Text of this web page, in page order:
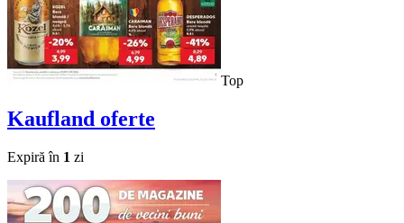
Top
Kaufland oferte
Expiră în 1 zi